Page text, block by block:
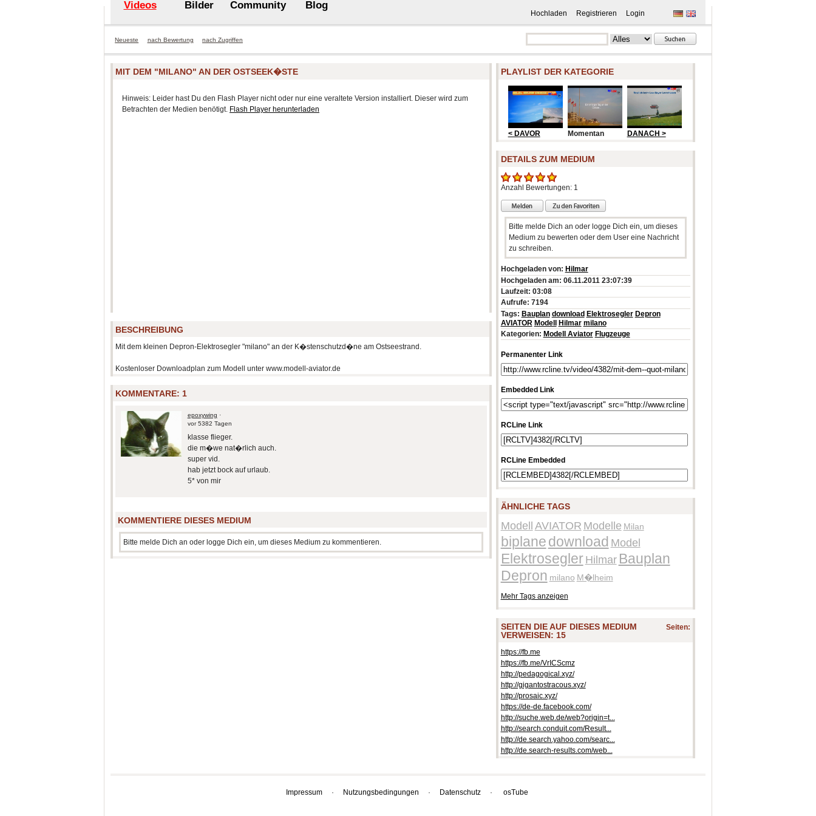
Hochladen Registrieren Login
Videos Bilder Community Blog
Neueste nach Bewertung nach Zugriffen
MIT DEM "MILANO" AN DER OSTSEEK�STE
Hinweis: Leider hast Du den Flash Player nicht oder nur eine veraltete Version installiert. Dieser wird zum
Betrachten der Medien benötigt. Flash Player herunterladen
BESCHREIBUNG
Mit dem kleinen Depron-Elektrosegler "milano" an der K�stenschutzd�ne am Ostseestrand.
Kostenloser Downloadplan zum Modell unter www.modell-aviator.de
KOMMENTARE: 1
epoxywing ·
vor 5382 Tagen
klasse flieger.
die m�we nat�rlich auch.
super vid.
hab jetzt bock auf urlaub.
5* von mir
KOMMENTIERE DIESES MEDIUM
Bitte melde Dich an oder logge Dich ein, um dieses Medium zu kommentieren.
PLAYLIST DER KATEGORIE
< DAVOR Momentan DANACH >
DETAILS ZUM MEDIUM
Anzahl Bewertungen: 1
Bitte melde Dich an oder logge Dich ein, um dieses
Medium zu bewerten oder dem User eine Nachricht
zu schreiben.
Hochgeladen von: Hilmar
Hochgeladen am: 06.11.2011 23:07:39
Laufzeit: 03:08
Aufrufe: 7194
Tags: Bauplan download Elektrosegler Depron
AVIATOR Modell Hilmar milano
Kategorien: Modell Aviator Flugzeuge
Permanenter Link
Embedded Link
RCLine Link
RCLine Embedded
ÄHNLICHE TAGS
Modell AVIATOR Modelle Milan
biplanedownload Model
Elektrosegler Hilmar Bauplan
Depron milano M�lheim
Mehr Tags anzeigen
Seiten:
SEITEN DIE AUF DIESES MEDIUM
VERWEISEN: 15
https://fb.me
https://fb.me/VrICScmz
http://pedagogical.xyz/
http://gigantostracous.xyz/
http://prosaic.xyz/
https://de-de.facebook.com/
http://suche.web.de/web?origin=t...
http://search.conduit.com/Result...
http://de.search.yahoo.com/searc...
http://de.search-results.com/web...
Impressum · Nutzungsbedingungen · Datenschutz · osTube